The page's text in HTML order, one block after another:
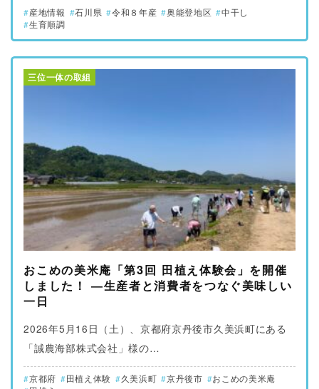
産地情報 石川県 令和８年産 奥能登地区
中干し
生育順調
三位一体の取組
おこめの美米庵「第3回 田植え体験会」を開催
しました！ ―生産者と消費者をつなぐ美味しい
一日
2026年5月16日（土）、京都府京丹後市久美浜町にある
「誠農海部株式会社」様の…
京都府 田植え体験 久美浜町 京丹後市
おこめの美米庵